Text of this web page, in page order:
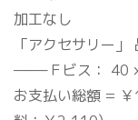
加工なし
「アクセサリー
——–Ｆビス： 40
お支払い総額 =